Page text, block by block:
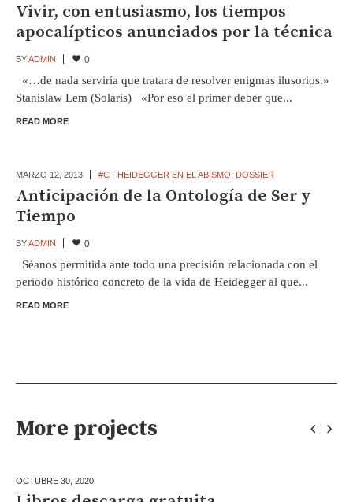
Vivir, con entusiasmo, los tiempos
apocalípticos anunciados por la técnica
BYADMIN 0
«…de nada serviría que tratara de resolver enigmas ilusorios.»
Stanislaw Lem (Solaris) «Por eso el primer deber que...
READ MORE
MARZO 12, 2013 #C - HEIDEGGER EN EL ABISMO DOSSIER
Anticipación de la Ontología de Ser y
Tiempo
BYADMIN 0
Séanos permitida ante todo una precisión relacionada con el
periodo histórico concreto de la vida de Heidegger al que...
READ MORE
More projects
OCTUBRE 30, 2020